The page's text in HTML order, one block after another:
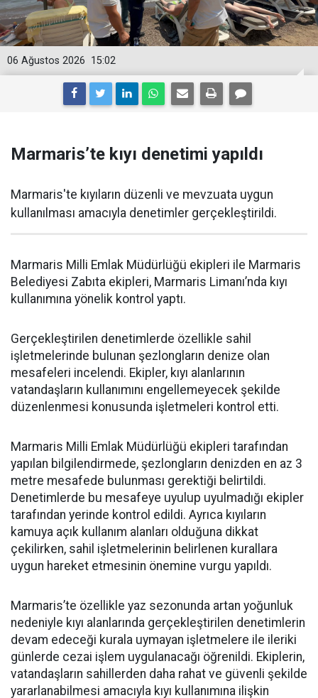
15:02
06 Ağustos 2026
Marmaris’te kıyı denetimi yapıldı
Marmaris'te kıyıların düzenli ve mevzuata uygun
kullanılması amacıyla denetimler gerçekleştirildi.
Marmaris Milli Emlak Müdürlüğü ekipleri ile Marmaris
Belediyesi Zabıta ekipleri, Marmaris Limanı’nda kıyı
kullanımına yönelik kontrol yaptı.
Gerçekleştirilen denetimlerde özellikle sahil
işletmelerinde bulunan şezlongların denize olan
mesafeleri incelendi. Ekipler, kıyı alanlarının
vatandaşların kullanımını engellemeyecek şekilde
düzenlenmesi konusunda işletmeleri kontrol etti.
Marmaris Milli Emlak Müdürlüğü ekipleri tarafından
yapılan bilgilendirmede, şezlongların denizden en az 3
metre mesafede bulunması gerektiği belirtildi.
Denetimlerde bu mesafeye uyulup uyulmadığı ekipler
tarafından yerinde kontrol edildi. Ayrıca kıyıların
kamuya açık kullanım alanları olduğuna dikkat
çekilirken, sahil işletmelerinin belirlenen kurallara
uygun hareket etmesinin önemine vurgu yapıldı.
Marmaris’te özellikle yaz sezonunda artan yoğunluk
nedeniyle kıyı alanlarında gerçekleştirilen denetimlerin
devam edeceği kurala uymayan işletmelere ile ileriki
günlerde cezai işlem uygulanacağı öğrenildi. Ekiplerin,
vatandaşların sahillerden daha rahat ve güvenli şekilde
yararlanabilmesi amacıyla kıyı kullanımına ilişkin